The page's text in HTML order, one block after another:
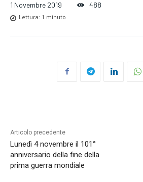
1 Novembre 2019 488
Lettura: 1 minuto
Articolo precedente
Lunedì 4 novembre il 101°
anniversario della fine della
prima guerra mondiale